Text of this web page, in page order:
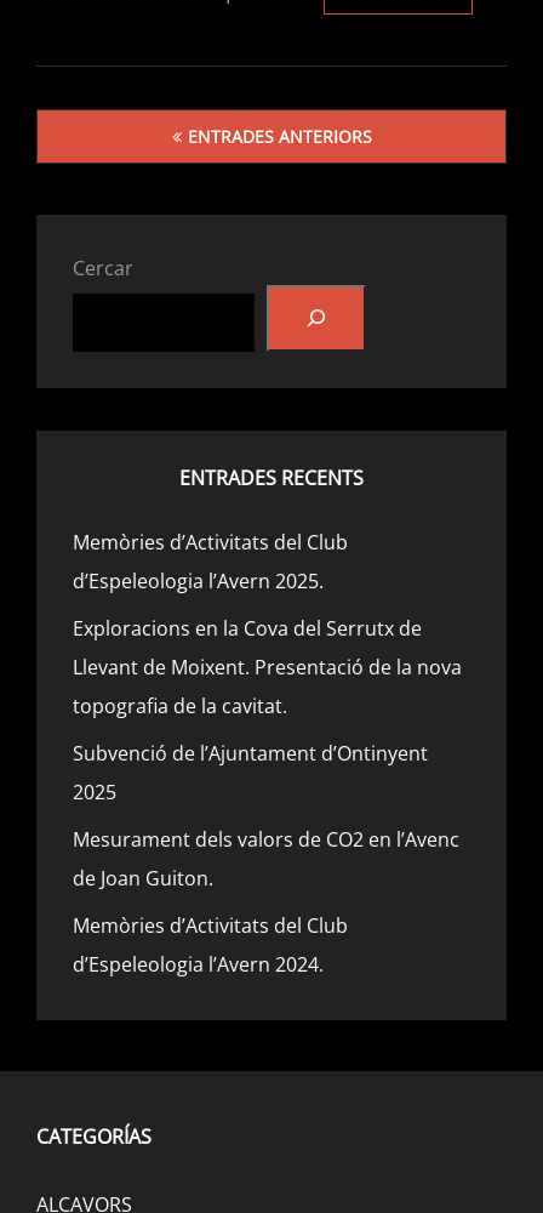
DE
DE
GUITON,
TROBALLA
ENTRADES ANTERIORS
Cercar
ENTRADES RECENTS
Memòries d’Activitats del Club
d’Espeleologia l’Avern 2025.
Exploracions en la Cova del Serrutx de
Llevant de Moixent. Presentació de la nova
topografia de la cavitat.
Subvenció de l’Ajuntament d’Ontinyent
2025
Mesurament dels valors de CO2 en l’Avenc
de Joan Guiton.
Memòries d’Activitats del Club
d’Espeleologia l’Avern 2024.
CATEGORÍAS
ALCAVORS